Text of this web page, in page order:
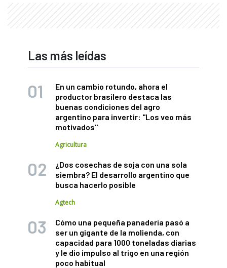
Las más leídas
En un cambio rotundo, ahora el
productor brasilero destaca las
buenas condiciones del agro
argentino para invertir: "Los veo más
motivados"
Agricultura
¿Dos cosechas de soja con una sola
siembra? El desarrollo argentino que
busca hacerlo posible
Agtech
Cómo una pequeña panadería pasó a
ser un gigante de la molienda, con
capacidad para 1000 toneladas diarias
y le dio impulso al trigo en una región
poco habitual